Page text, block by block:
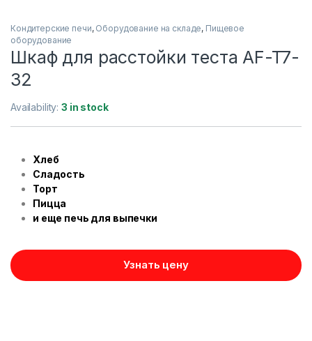
Кондитерские печи, Оборудование на складе, Пищевое
оборудование
Шкаф для расстойки теста AF-T7-
32
Availability:3 in stock
Хлеб
Сладость
Торт
Пицца
и еще печь для выпечки
Узнать цену